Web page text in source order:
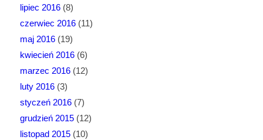
lipiec 2016(8)
czerwiec 2016(11)
maj 2016(19)
kwiecień 2016(6)
marzec 2016(12)
luty 2016(3)
styczeń 2016(7)
grudzień 2015(12)
listopad 2015(10)